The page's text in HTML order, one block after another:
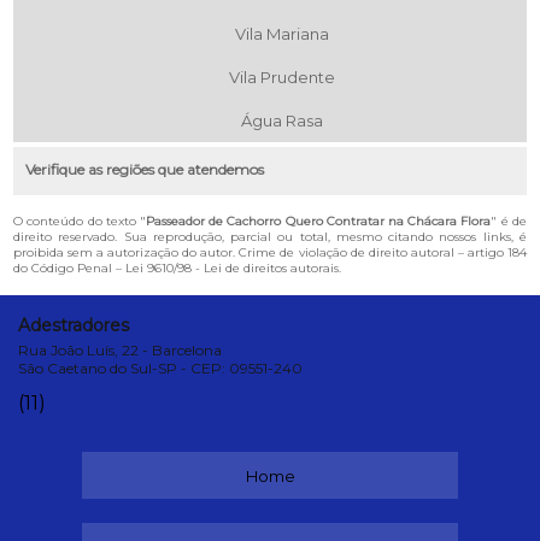
Vila Mariana
Vila Prudente
Água Rasa
Verifique as regiões que atendemos
O conteúdo do texto "Passeador de Cachorro Quero Contratar na Chácara Flora" é de
direito reservado. Sua reprodução, parcial ou total, mesmo citando nossos links, é
proibida sem a autorização do autor. Crime de violação de direito autoral – artigo 184
do Código Penal – Lei 9610/98 - Lei de direitos autorais.
Adestradores
Rua João Luís, 22 - Barcelona
São Caetano do Sul-SP - CEP: 09551-240
(11)
Home